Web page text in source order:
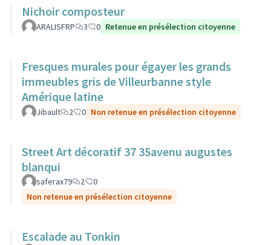
Nichoir composteur
ARALISFRP 3 0 Retenue en présélection citoyenne
Fresques murales pour égayer les grands
immeubles gris de Villeurbanne style
Amérique latine
Jibault 2 0 Non retenue en présélection citoyenne
Street Art décoratif 37 35avenu augustes
blanqui
saferax79 2
0
Non retenue en présélection citoyenne
Escalade au Tonkin